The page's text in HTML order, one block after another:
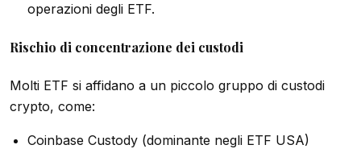
operazioni degli ETF.
Rischio di concentrazione dei custodi
Molti ETF si affidano a un piccolo gruppo di custodi
crypto, come:
Coinbase Custody (dominante negli ETF USA)